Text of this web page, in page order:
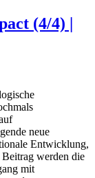
(4/4) |
neue
Entwicklung,
werden die
mit